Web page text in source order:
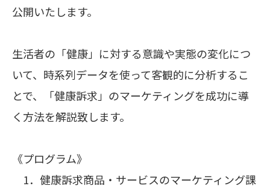
公開いたします。
生活者の「健康」に対する意識や実態の変化につ
いて、時系列データを使って客観的に分析するこ
とで、「健康訴求」のマーケティングを成功に導
く方法を解説致します。
《プログラム》
1．健康訴求商品・サービスのマーケティング課